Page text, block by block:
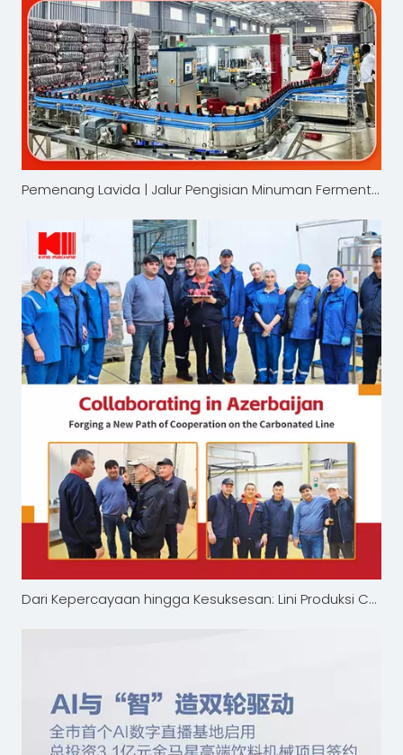
Pemenang Lavida | Jalur Pengisian Minuman Fermentasi Alkohol Baru
Dari Kepercayaan hingga Kesuksesan: Lini Produksi CSD King Machine Mendukung Coolmix di Azerbaijan